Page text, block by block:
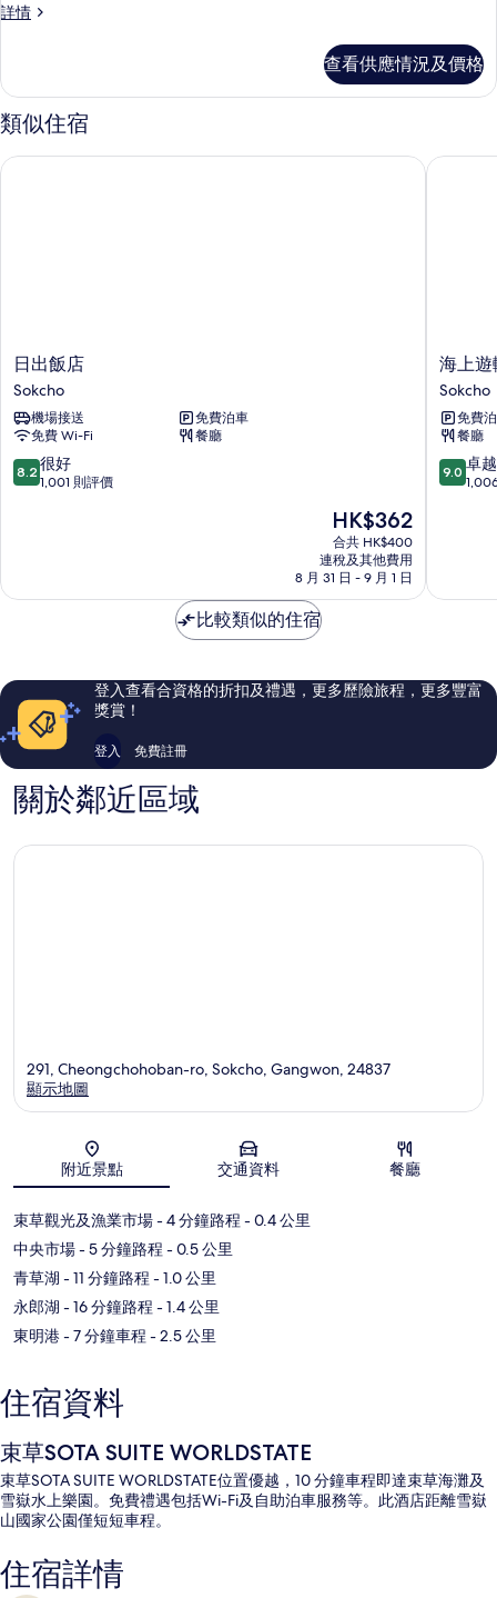
詳情
Deluxe
情
查看供應情況及價格
類似住宿
日
出
飯
店
Sokcho
日出飯店
Sokcho
機場接送
免費泊車
免費 Wi-Fi
餐廳
8.2
分
很
評
價
評
8.2 很好
1,001 則評價
現
售
HK$362
HK$362
合共 HK$400
連稅及其他費用
8 月 31 日 - 9 月 1 日
日出飯店
海
上
遊
輪
酒
店
Sokcho
海上遊
Sokcho
免費
餐廳
9.0
分
卓
評
價
9.0 卓越
海上遊
比較類似的住宿
登入查看合資格的折扣及禮遇，更多歷險旅程，更多豐富
獎賞！
登入 免費註冊
關於鄰近區域
地圖
291, Cheongchohoban-ro, Sokcho, Gangwon, 24837
顯示地圖
附近景點 交通資料 餐廳
束草觀光及漁業市場- 4 分鐘路程 - 0.4 公里
中央市場- 5 分鐘路程 - 0.5 公里
青草湖 - 11 分鐘路程 - 1.0 公里
永郎湖 - 16 分鐘路程 - 1.4 公里
東明港- 7 分鐘車程 - 2.5 公里
住宿資料
束草SOTA SUITE WORLDSTATE
束草SOTA SUITE WORLDSTATE位置優越，10 分鐘車程即達束草海灘及
雪嶽水上樂園。免費禮遇包括Wi-Fi及自助泊車服務等。此酒店距離雪嶽
山國家公園僅短短車程。
住宿詳情